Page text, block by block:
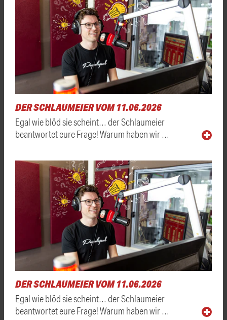
DER SCHLAUMEIER VOM 11.06.2026
Egal wie blöd sie scheint… der Schlaumeier
beantwortet eure Frage! Warum haben wir …
DER SCHLAUMEIER VOM 11.06.2026
Egal wie blöd sie scheint… der Schlaumeier
beantwortet eure Frage! Warum haben wir …